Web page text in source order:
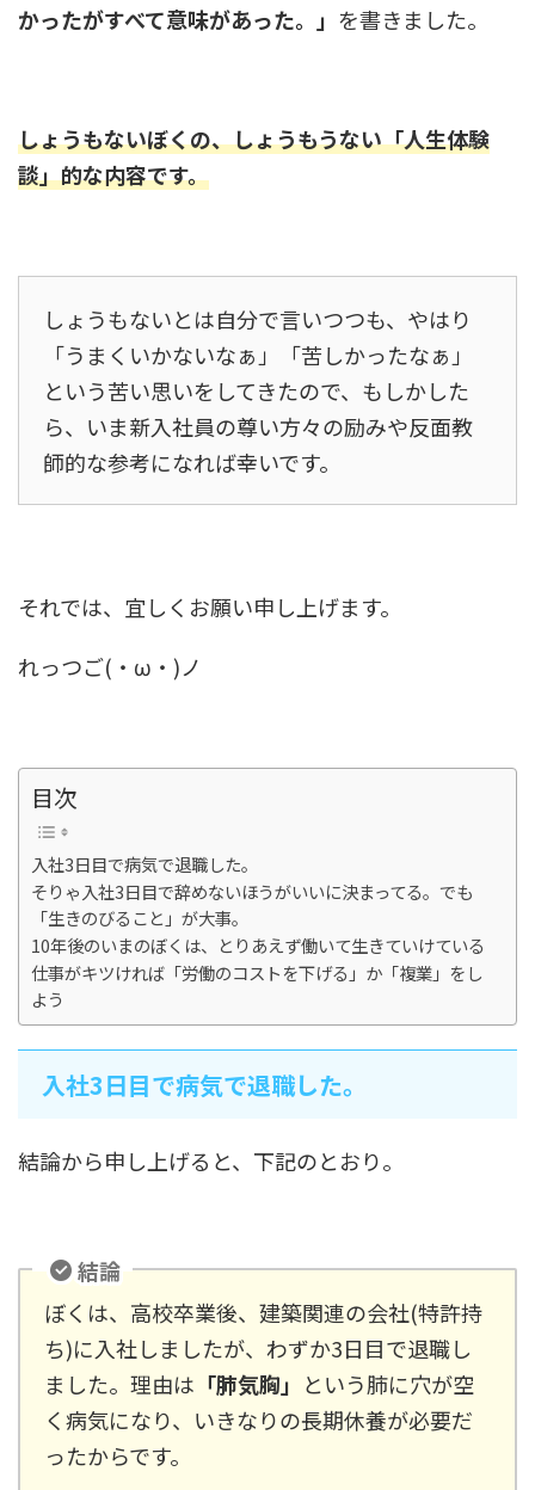
かったがすべて意味があった。」 を書きました。
しょうもないぼくの、しょうもうない「人生体験
談」的な内容です。
しょうもないとは自分で言いつつも、やはり
「うまくいかないなぁ」「苦しかったなぁ」
という苦い思いをしてきたので、もしかした
ら、いま新入社員の尊い方々の励みや反面教
師的な参考になれば幸いです。
それでは、宜しくお願い申し上げます。
れっつご(・ω・)ノ
目次
入社3日目で病気で退職した。
そりゃ入社3日目で辞めないほうがいいに決まってる。でも
「生きのびること」が大事。
10年後のいまのぼくは、とりあえず働いて生きていけている
仕事がキツければ「労働のコストを下げる」か「複業」をし
よう
入社3日目で病気で退職した。
結論から申し上げると、下記のとおり。
結論
ぼくは、高校卒業後、建築関連の会社(特許持
ち)に入社しましたが、わずか3日目で退職し
ました。理由は 「肺気胸」 という肺に穴が空
く病気になり、いきなりの長期休養が必要だ
ったからです。